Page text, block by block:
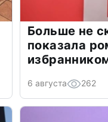
Больше не
показала
6 августа 262